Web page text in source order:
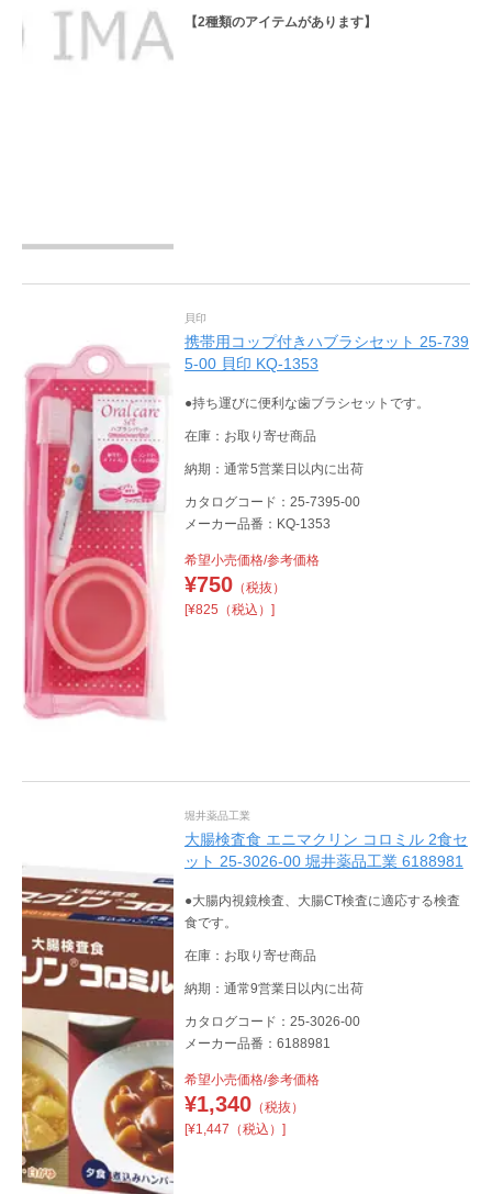
【2種類のアイテムがあります】
貝印
携帯用コップ付きハブラシセット 25-739
5-00 貝印 KQ-1353
●持ち運びに便利な歯ブラシセットです。
在庫：お取り寄せ商品
納期：通常5営業日以内に出荷
カタログコード：25-7395-00
メーカー品番：KQ-1353
希望小売価格/参考価格
¥750（税抜）
[¥825（税込）]
堀井薬品工業
大腸検査食 エニマクリン コロミル 2食セ
ット 25-3026-00 堀井薬品工業 6188981
●大腸内視鏡検査、大腸CT検査に適応する検査
食です。
在庫：お取り寄せ商品
納期：通常9営業日以内に出荷
カタログコード：25-3026-00
メーカー品番：6188981
希望小売価格/参考価格
¥1,340（税抜）
[¥1,447（税込）]